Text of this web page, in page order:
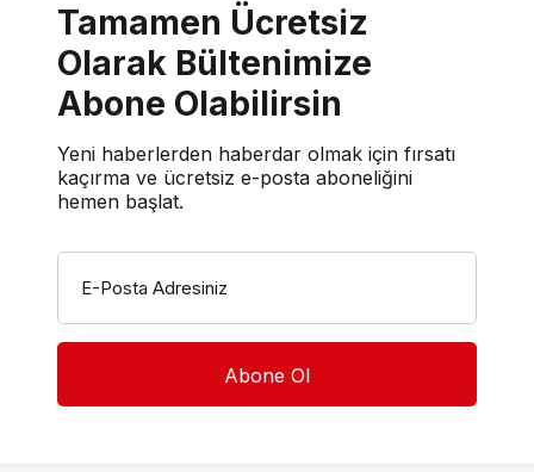
Tamamen Ücretsiz
Olarak Bültenimize
Abone Olabilirsin
Yeni haberlerden haberdar olmak için fırsatı
kaçırma ve ücretsiz e-posta aboneliğini
hemen başlat.
E-Posta Adresiniz